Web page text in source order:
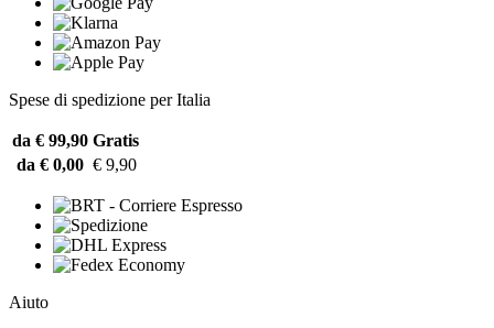
Spese di spedizione per Italia
da € 99,90 Gratis
da € 0,00 € 9,90
Aiuto